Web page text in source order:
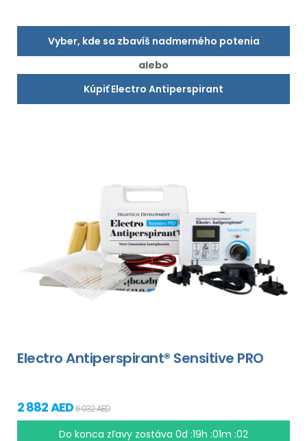
Vyber, kde sa zbavíš nadmerného potenia
alebo
Kúpiť Electro Antiperspirant
Electro Antiperspirant® Sensitive PRO
2 882 AED6 032 AED
Do konca zľavy zostáva0d :19h :01m :01